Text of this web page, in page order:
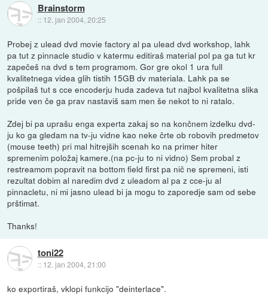
Brainstorm
:: 12. jan 2004, 20:25
Probej z ulead dvd movie factory al pa ulead dvd workshop, lahk
pa tut z pinnacle studio v katermu editiraš material pol pa ga tut kr
zapečeš na dvd s tem programom. Gor gre okol 1 ura full
kvalitetnega videa glih tistih 15GB dv materiala. Lahk pa se
pošpilaš tut s cce encoderju huda zadeva tut najbol kvalitetna slika
pride ven če ga prav nastaviš sam men še nekot to ni ratalo.
Zdej bi pa uprašu enga experta zakaj so na končnem izdelku dvd-
ju ko ga gledam na tv-ju vidne kao neke črte ob robovih predmetov
(mouse teeth) pri mal hitrejših scenah ko na primer hiter
spremenim položaj kamere.(na pc-ju to ni vidno) Sem probal z
restreamom popravit na bottom field first pa nič ne spremeni, isti
rezultat dobim al naredim dvd z uleadom al pa z cce-ju al
pinnacletu, ni mi jasno ulead bi ja mogu to zaporedje sam od sebe
prštimat.
Thanks!
toni22
:: 12. jan 2004, 21:00
ko exportiraš, vklopi funkcijo "deinterlace".